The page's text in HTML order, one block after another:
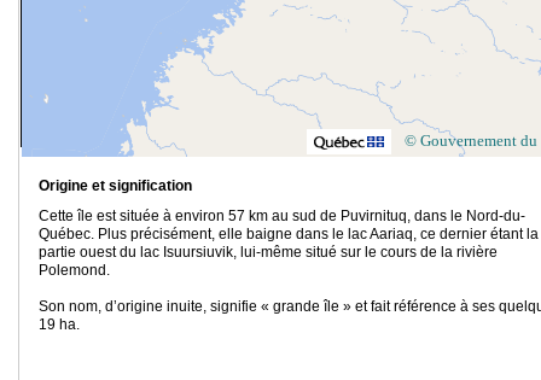
© Gouvernement du
Origine et signification
Cette île est située à environ 57 km au sud de Puvirnituq, dans le Nord-du-
Québec. Plus précisément, elle baigne dans le lac Aariaq, ce dernier étant la
partie ouest du lac Isuursiuvik, lui-même situé sur le cours de la rivière
Polemond.
Son nom, d’origine inuite, signifie « grande île » et fait référence à ses
19 ha.